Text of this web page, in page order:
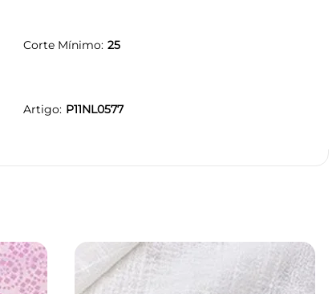
Corte Mínimo 25
Artigo P11NL0577